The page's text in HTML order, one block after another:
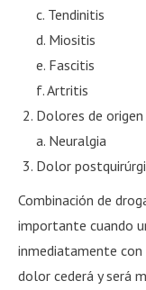
c. Tendinitis
d. Miositis
e. Fascitis
f. Artritis
Dolores de
a. Neuralgia
Dolor
Combinación de
importante cuando
inmediatamente
dolor cederá y será